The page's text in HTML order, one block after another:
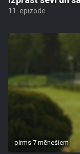
11. epizode
pirms 7 mēnešiem